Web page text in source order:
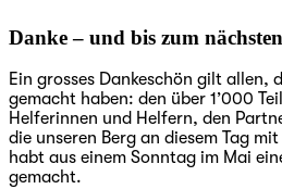
Danke – und bis zum
Ein grosses Dankeschön gilt allen,
gemacht haben: den über 1’000
Helferinnen und Helfern, den
die unseren Berg an diesem Tag
habt aus einem Sonntag im Mai
gemacht.